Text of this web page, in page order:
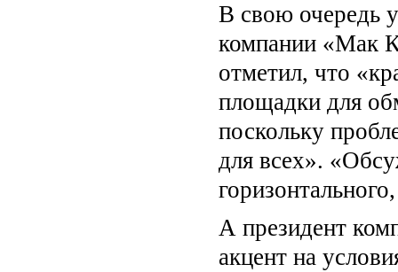
В свою очередь
компании «Мак
отметил, что
площадки для
поскольку
для всех».
А президент
акцент на